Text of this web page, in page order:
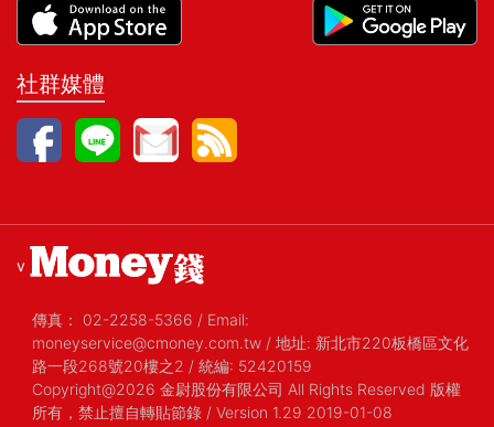
社群媒體
v
傳真： 02-2258-5366 / Email:
moneyservice@cmoney.com.tw / 地址: 新北市220板橋區文化
路一段268號20樓之2 / 統編: 52420159
Copyright@2026 金尉股份有限公司 All Rights Reserved 版權
所有，禁止擅自轉貼節錄 / Version 1.29 2019-01-08